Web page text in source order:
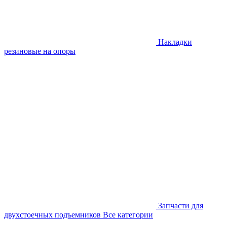
Накладки
резиновые на опоры
Запчасти для
двухстоечных подъемников Все категории